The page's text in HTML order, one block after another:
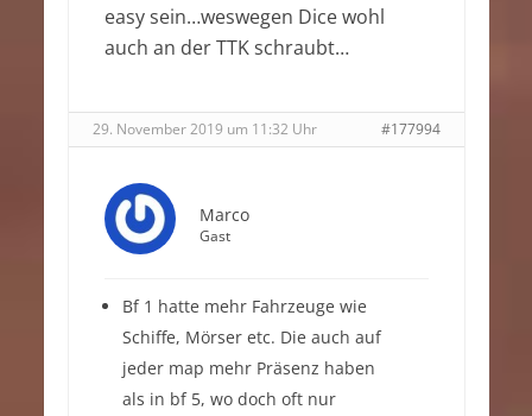
easy sein…weswegen Dice wohl
auch an der TTK schraubt…
29. November 2019 um 11:32 Uhr #177994
Marco
Gast
Bf 1 hatte mehr Fahrzeuge wie
Schiffe, Mörser etc. Die auch auf
jeder map mehr Präsenz haben
als in bf 5, wo doch oft nur